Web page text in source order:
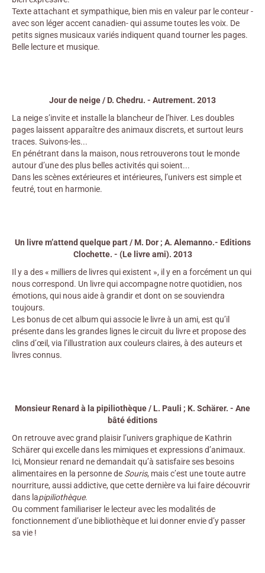
Texte attachant et sympathique, bien mis en valeur par le conteur -
avec son léger accent canadien- qui assume toutes les voix. De
petits signes musicaux variés indiquent quand tourner les pages.
Belle lecture et musique.
Jour de neige / D. Chedru. - Autrement. 2013
La neige s’invite et installe la blancheur de l’hiver. Les doubles
pages laissent apparaître des animaux discrets, et surtout leurs
traces. Suivons-les...
En pénétrant dans la maison, nous retrouverons tout le monde
autour d’une des plus belles activités qui soient...
Dans les scènes extérieures et intérieures, l’univers est simple et
feutré, tout en harmonie.
Un livre m’attend quelque part / M. Dor ; A. Alemanno.- Editions
Clochette. - (Le livre ami). 2013
Il y a des « milliers de livres qui existent », il y en a forcément un qui
nous correspond. Un livre qui accompagne notre quotidien, nos
émotions, qui nous aide à grandir et dont on se souviendra
toujours.
Les bonus de cet album qui associe le livre à un ami, est qu’il
présente dans les grandes lignes le circuit du livre et propose des
clins d’œil, via l’illustration aux couleurs claires, à des auteurs et
livres connus.
Monsieur Renard à la pipiliothèque / L. Pauli ; K. Schärer. - Ane
bâté éditions
On retrouve avec grand plaisir l’univers graphique de Kathrin
Schärer qui excelle dans les mimiques et expressions d’animaux.
Ici, Monsieur renard ne demandait qu’à satisfaire ses besoins
alimentaires en la personne de Souris, mais c’est une toute autre
nourriture, aussi addictive, que cette dernière va lui faire découvrir
dans lapipiliothèque.
Ou comment familiariser le lecteur avec les modalités de
fonctionnement d’une bibliothèque et lui donner envie d’y passer
sa vie !